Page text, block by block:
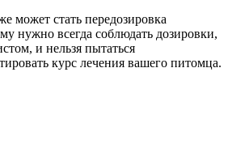
может стать передозировка
нужно всегда соблюдать дозировки,
и нельзя пытаться
курс лечения вашего питомца.